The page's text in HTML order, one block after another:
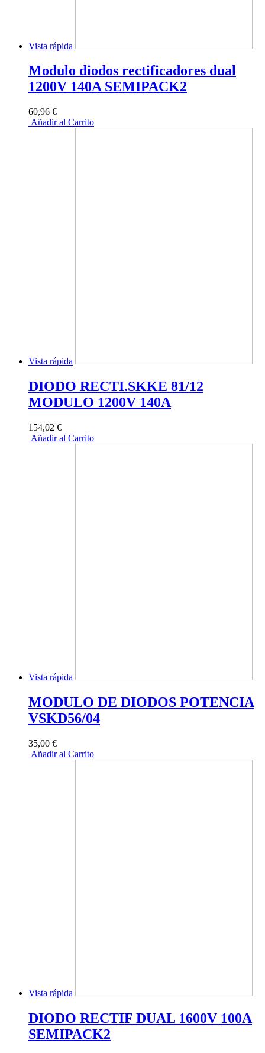
Vista rápida
Modulo diodos rectificadores dual
1200V 140A SEMIPACK2
60,96 €
Añadir al Carrito
Vista rápida
DIODO RECTI.SKKE 81/12
MODULO 1200V 140A
154,02 €
Añadir al Carrito
Vista rápida
MODULO DE DIODOS POTENCIA
VSKD56/04
35,00 €
Añadir al Carrito
Vista rápida
DIODO RECTIF DUAL 1600V 100A
SEMIPACK2